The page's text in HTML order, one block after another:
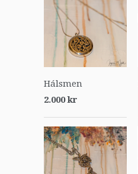
Hálsmen
2.000 kr